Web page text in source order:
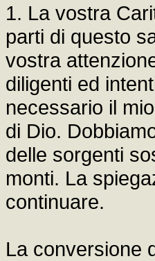
1. La vostra
parti di questo
vostra
diligenti ed
necessario il
di Dio.
delle sorgenti
monti. La
continuare.
La conversione